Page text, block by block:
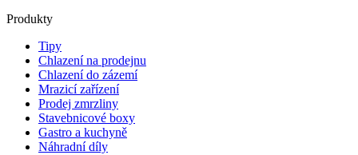
Produkty
Tipy
Chlazení na prodejnu
Chlazení do zázemí
Mrazicí zařízení
Prodej zmrzliny
Stavebnicové boxy
Gastro a kuchyně
Náhradní díly